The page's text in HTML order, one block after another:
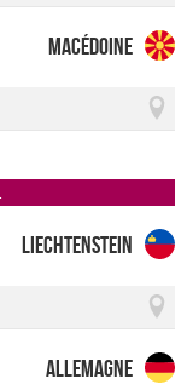
Macédoine
Liechtenstein
Allemagne